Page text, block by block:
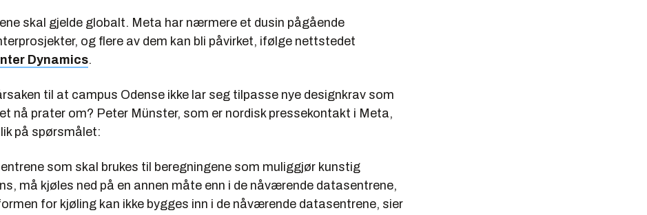
skal gjelde globalt. Meta har nærmere et dusin pågående
og flere av dem kan bli påvirket, ifølge nettstedet
Dynamics.
til at campus Odense ikke lar seg tilpasse nye designkrav som
nå prater om? Peter Münster, som er nordisk pressekontakt i Meta,
på spørsmålet:
som skal brukes til beregningene som muliggjør kunstig
må kjøles ned på en annen måte enn i de nåværende datasentrene,
for kjøling kan ikke bygges inn i de nåværende datasentrene, sier